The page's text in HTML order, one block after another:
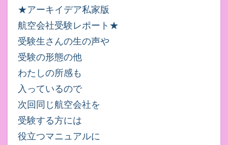
★アーキイデア私家版
航空会社受験レポート★
受験生さんの生の声や
受験の形態の他
わたしの所感も
入っているので
次回同じ航空会社を
受験する方には
役立つマニュアルに